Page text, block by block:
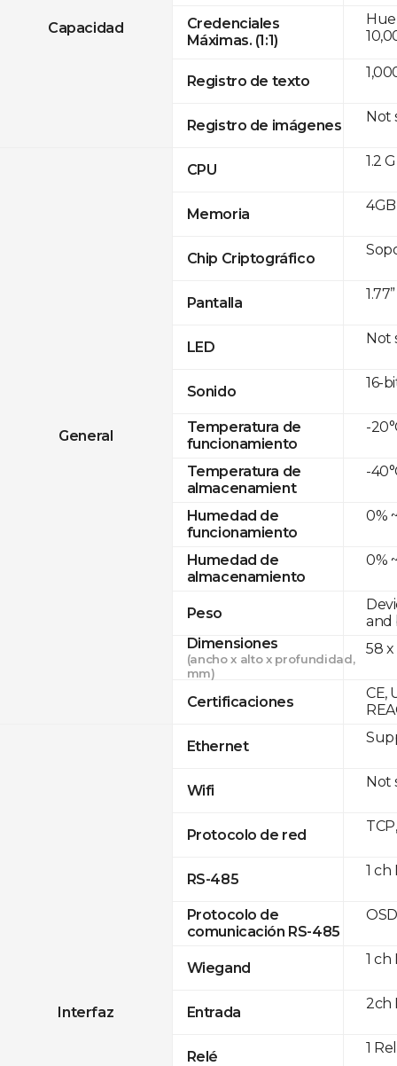
Capacidad
Credenciales
Máximas. (1:1)
Registro de texto
Registro de imágenes
General
CPU
Memoria
Chip Criptográfico
Pantalla
LED
Sonido
Temperatura de
funcionamiento
Temperatura de
almacenamient
Humedad de
funcionamiento
Humedad de
almacenamiento
Peso
Dimensiones
(ancho x alto x profundidad,
mm)
Certificaciones
Interfaz
Ethernet
Wifi
Protocolo de red
RS-485
Protocolo de
comunicación RS-485
Wiegand
Entrada
Relé
Not
1.2
Not
16-
-
-
0%
0%
and
58 x
CE,
Not
1 ch
1
2ch
1